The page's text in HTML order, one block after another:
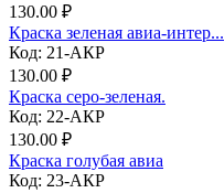
130.00 ₽
Краска зеленая авиа-интер...
Код: 21-АКР
130.00 ₽
Краска серо-зеленая.
Код: 22-АКР
130.00 ₽
Краска голубая авиа
Код: 23-АКР